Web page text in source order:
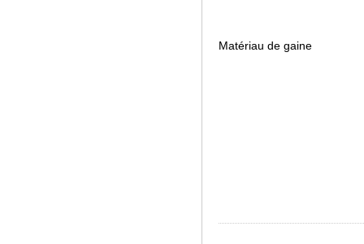
Matériau de gaine